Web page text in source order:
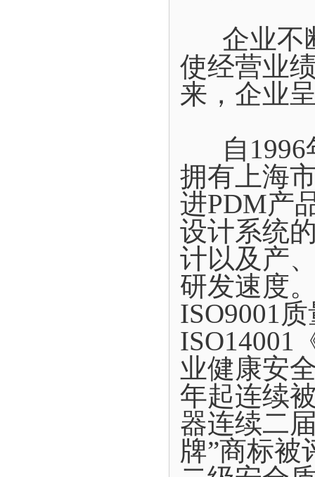
企业不
使经营业
来，企业
自1996
拥有上海
进PDM产
设计系统
计以及产
研发速度
ISO9001
ISO14001
业健康安
年起连续
器连续二
牌”商标被